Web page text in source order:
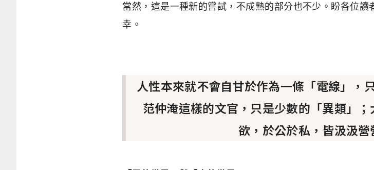
當然，這是一種新的嘗試，不成熟的部分也不少。盼各位
幸。
人性本來就不會自甘於作為一條「電線」，
范仲淹這樣的文官，只是少數的「異類」
欲，於公於私，皆汲汲營